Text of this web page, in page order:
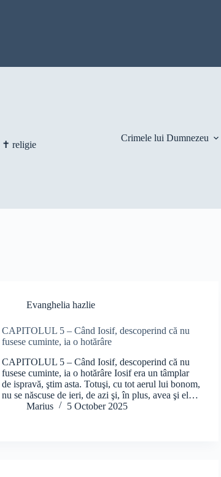
✝️ religie
Crimele lui Dumnezeu
Evanghelia hazlie
CAPITOLUL 5 – Când Iosif, descoperind că nu
fusese cuminte, ia o hotărâre
CAPITOLUL 5 – Când Iosif, descoperind că nu
fusese cuminte, ia o hotărâre Iosif era un tâmplar
de ispravă, ştim asta. Totuşi, cu tot aerul lui bonom,
nu se născuse de ieri, de azi şi, în plus, avea şi el…
Marius
5 October 2025